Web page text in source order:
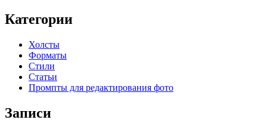
Категории
Холсты
Форматы
Стили
Статьи
Промпты для редактирования фото
Записи